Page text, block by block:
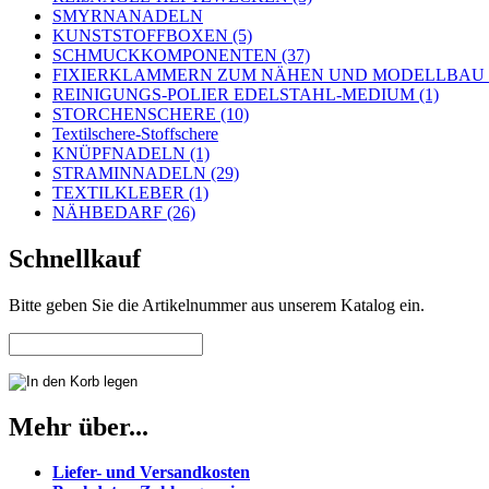
SMYRNANADELN
KUNSTSTOFFBOXEN (5)
SCHMUCKKOMPONENTEN (37)
FIXIERKLAMMERN ZUM NÄHEN UND MODELLBAU
REINIGUNGS-POLIER EDELSTAHL-MEDIUM (1)
STORCHENSCHERE (10)
Textilschere-Stoffschere
KNÜPFNADELN (1)
STRAMINNADELN (29)
TEXTILKLEBER (1)
NÄHBEDARF (26)
Schnellkauf
Bitte geben Sie die Artikelnummer aus unserem Katalog ein.
Mehr über...
Liefer- und Versandkosten